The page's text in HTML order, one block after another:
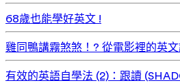
68歲也能學好英文 !
雞同鴨講霧煞煞！? 從電影裡的英
有效的英語自學法 (2)：跟讀